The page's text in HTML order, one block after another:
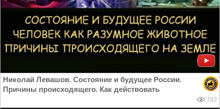
Николай Левашов. Состояние и будущее России.
Причины происходящего. Как действовать
762